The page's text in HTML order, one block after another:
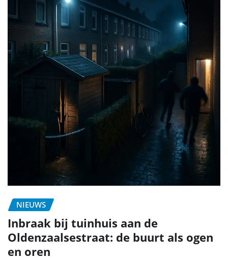
NIEUWS
Inbraak bij tuinhuis aan de
Oldenzaalsestraat: de buurt als ogen
en oren